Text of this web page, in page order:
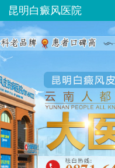
昆明白癜风医院